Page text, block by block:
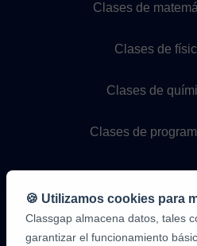
Clases de
Clases de
Clases de
Clases de
🍪 Utilizamos cookies para
Classgap almacena datos, tales
garantizar el funcionamiento